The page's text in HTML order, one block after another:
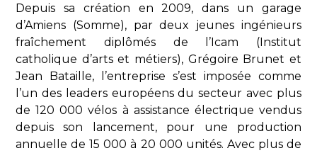
Depuis sa création en 2009, dans un garage
d’Amiens (Somme), par deux jeunes ingénieurs
fraîchement diplômés de l’Icam (Institut
catholique d’arts et métiers), Grégoire Brunet et
Jean Bataille, l’entreprise s’est imposée comme
l’un des leaders européens du secteur avec plus
de 120 000 vélos à assistance électrique vendus
depuis son lancement, pour une production
annuelle de 15 000 à 20 000 unités. Avec plus de